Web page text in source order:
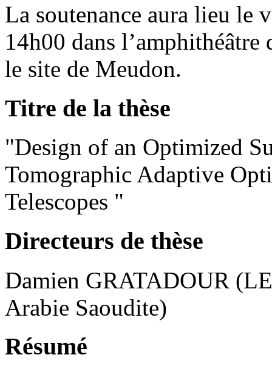
La soutenance aura lieu le
14h00 dans
le site de Meudon.
Titre de la thèse
"Design of an Optimized
Tomographic Adaptive
Telescopes "
Directeurs de thèse
Damien GRATADOUR
Arabie Saoudite)
Résumé